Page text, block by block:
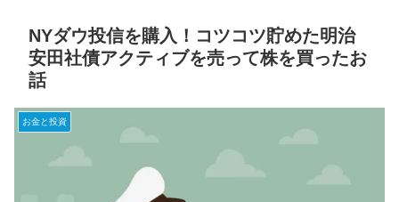
NYダウ投信を購入！コツコツ貯めた明治
安田社債アクティブを売って株を買ったお
話
お金と投資